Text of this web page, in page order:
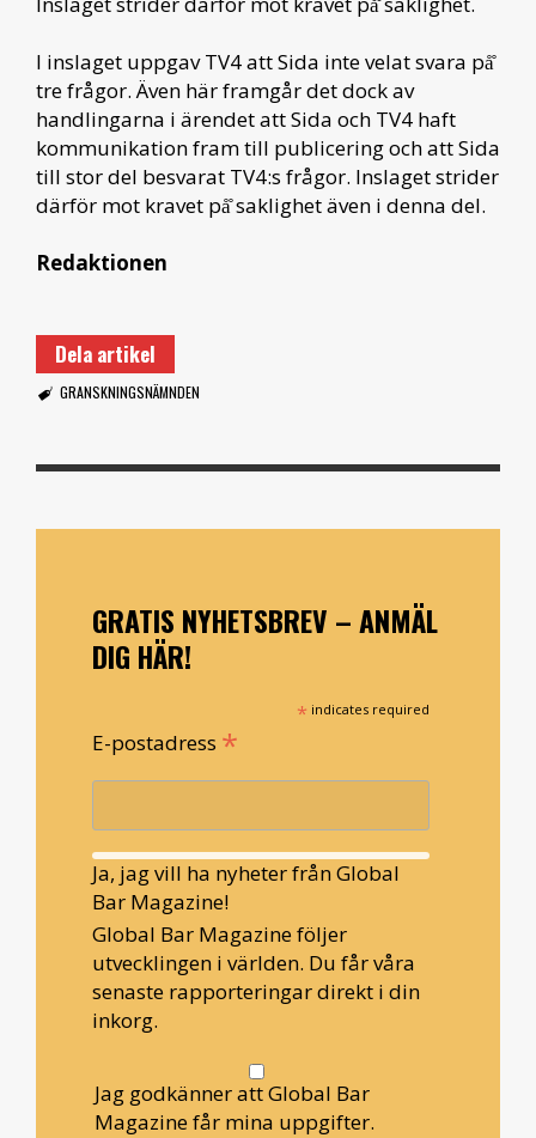
I inslaget uppgav TV4 att Sida inte velat svara på̊
tre frågor. Även här framgår det dock av
handlingarna i ärendet att Sida och TV4 haft
kommunikation fram till publicering och att Sida
till stor del besvarat TV4:s frågor. Inslaget strider
därför mot kravet på̊ saklighet även i denna del.
Redaktionen
Dela artikel
GRANSKNINGSNÄMNDEN
GRATIS NYHETSBREV – ANMÄL
DIG HÄR!
* indicates required
E-postadress *
Ja, jag vill ha nyheter från Global
Bar Magazine!
Global Bar Magazine följer
utvecklingen i världen. Du får våra
senaste rapporteringar direkt i din
inkorg.
Jag godkänner att Global Bar
Magazine får mina uppgifter.